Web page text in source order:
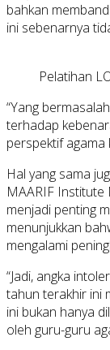
bahkan
ini sebenarnya
Pelatihan
“Yang
terhadap
perspektif agama
Hal yang sama
MAARIF
menjadi penting
menunjukkan
mengalami
“Jadi, angka
tahun terakhir ini
ini bukan hanya
oleh guru-guru